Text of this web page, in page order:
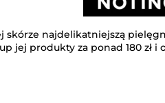
skórze najdelikatniejszą
jej produkty za ponad 180 zł i